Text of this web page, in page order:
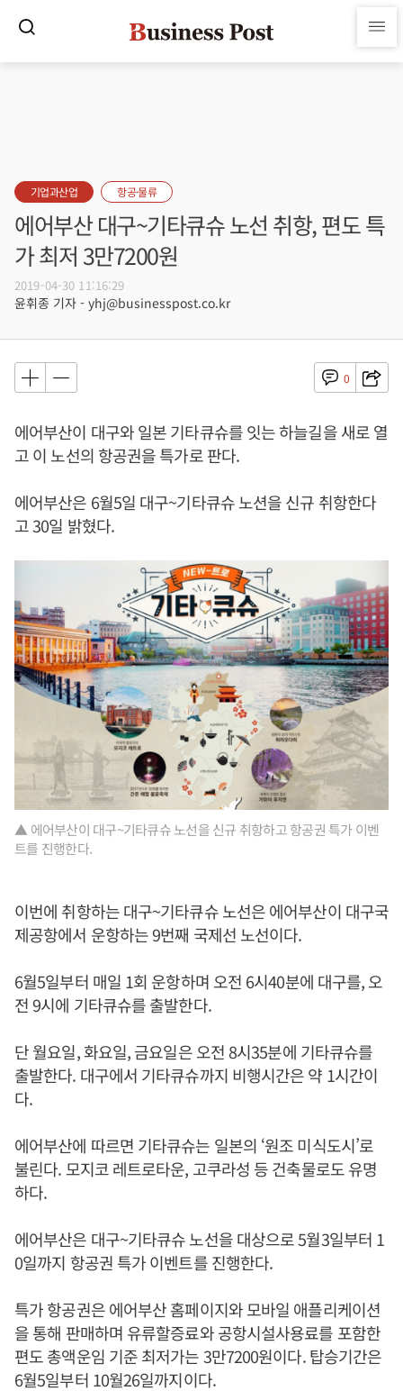
기업과산업 항공·물류
에어부산 대구~기타큐슈 노선 취항, 편도 특
가 최저 3만7200원
2019-04-30 11:16:29
윤휘종 기자 - yhj@businesspost.co.kr
0
에어부산이 대구와 일본 기타큐슈를 잇는 하늘길을 새로 열
고 이 노선의 항공권을 특가로 판다.
에어부산은 6월5일 대구~기타큐슈 노션을 신규 취항한다
고 30일 밝혔다.
▲ 에어부산이 대구~기타큐슈 노선을 신규 취항하고 항공권 특가 이벤
트를 진행한다.
이번에 취항하는 대구~기타큐슈 노선은 에어부산이 대구국
제공항에서 운항하는 9번째 국제선 노선이다.
6월5일부터 매일 1회 운항하며 오전 6시40분에 대구를, 오
전 9시에 기타큐슈를 출발한다.
단 월요일, 화요일, 금요일은 오전 8시35분에 기타큐슈를
출발한다. 대구에서 기타큐슈까지 비행시간은 약 1시간이
다.
에어부산에 따르면 기타큐슈는 일본의 ‘원조 미식도시’로
불린다. 모지코 레트로타운, 고쿠라성 등 건축물로도 유명
하다.
에어부산은 대구~기타큐슈 노선을 대상으로 5월3일부터 1
0일까지 항공권 특가 이벤트를 진행한다.
특가 항공권은 에어부산 홈페이지와 모바일 애플리케이션
을 통해 판매하며 유류할증료와 공항시설사용료를 포함한
편도 총액운임 기준 최저가는 3만7200원이다. 탑승기간은
6월5일부터 10월26일까지이다.